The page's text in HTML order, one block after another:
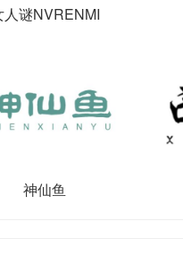
人谜NVRENMI
神仙鱼